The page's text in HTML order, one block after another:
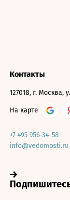
Контакты
127018, г. Москва,
На карте
+7 495 956-34-58
info@vedomosti.ru